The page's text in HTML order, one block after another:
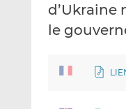
d’Ukraine
le